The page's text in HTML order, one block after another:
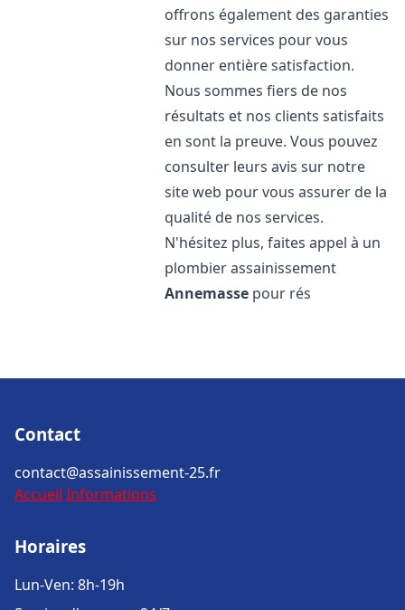
offrons également des garanties
sur nos services pour vous
donner entière satisfaction.
Nous sommes fiers de nos
résultats et nos clients satisfaits
en sont la preuve. Vous pouvez
consulter leurs avis sur notre
site web pour vous assurer de la
qualité de nos services.
N'hésitez plus, faites appel à un
plombier assainissement
Annemasse pour rés
Contact
contact@assainissement-25.fr
Accueil Informations
Horaires
Lun-Ven: 8h-19h